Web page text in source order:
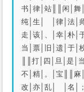
书│律│站║║闲│舞
纯│生│ │律│法│
走│该│、│幸│朴│
当│票│旧│遗│于│
║║打│四│旦│是│
不│精│。│宝║║麻
改│亦│乱│ │名│